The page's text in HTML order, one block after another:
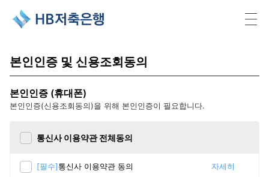
본인인증 및 신용조회동의
본인인증 (휴대폰)
본인인증(신용조회동의)을 위해 본인인증이 필요합니다.
통신사 이용약관 전체동의
[필수]통신사 이용약관 동의 자세히